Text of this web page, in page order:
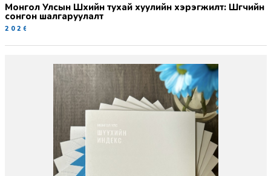
Монгол Улсын Шүүхийн тухай хуулийн хэрэгжилт: Шүүгчийн
сонгон шалгаруулалт
2026-06-19